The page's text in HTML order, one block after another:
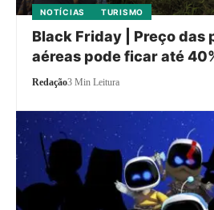
NOTÍCIAS TURISMO
Black Friday | Preço das
aéreas pode ficar até
Redação3 Min Leitura